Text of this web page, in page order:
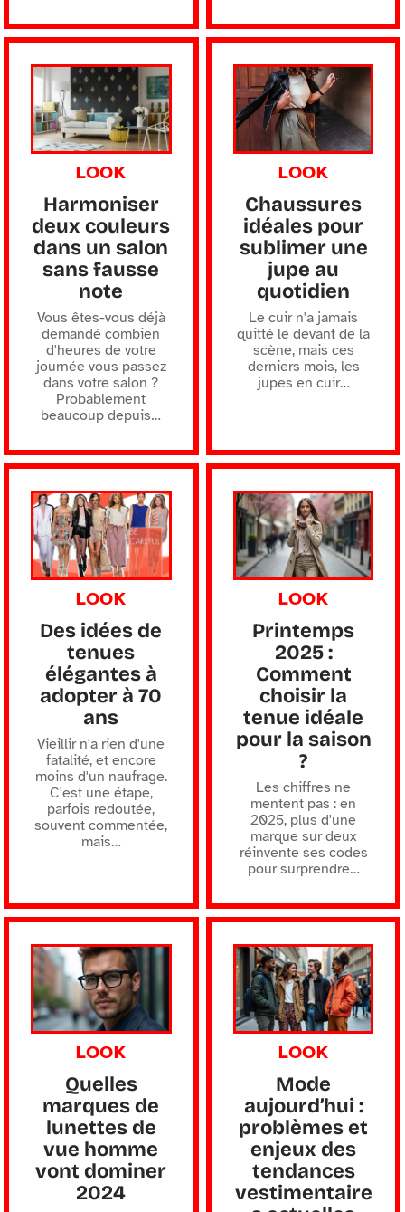
LOOK
Harmoniser
deux couleurs
dans un salon
sans fausse
note
Vous êtes-vous déjà
demandé combien
d'heures de votre
journée vous passez
dans votre salon ?
Probablement
beaucoup depuis…
LOOK
Chaussures
idéales pour
sublimer une
jupe au
quotidien
Le cuir n'a jamais
quitté le devant de la
scène, mais ces
derniers mois, les
jupes en cuir…
LOOK
Des idées de
tenues
élégantes à
adopter à 70
ans
Vieillir n'a rien d'une
fatalité, et encore
moins d'un naufrage.
C'est une étape,
parfois redoutée,
souvent commentée,
mais…
LOOK
Printemps
2025 :
Comment
choisir la
tenue idéale
pour la saison
?
Les chiffres ne
mentent pas : en
2025, plus d'une
marque sur deux
réinvente ses codes
pour surprendre…
LOOK
Quelles
marques de
lunettes de
vue homme
vont dominer
2024
LOOK
Mode
aujourd’hui :
problèmes et
enjeux des
tendances
vestimentaire